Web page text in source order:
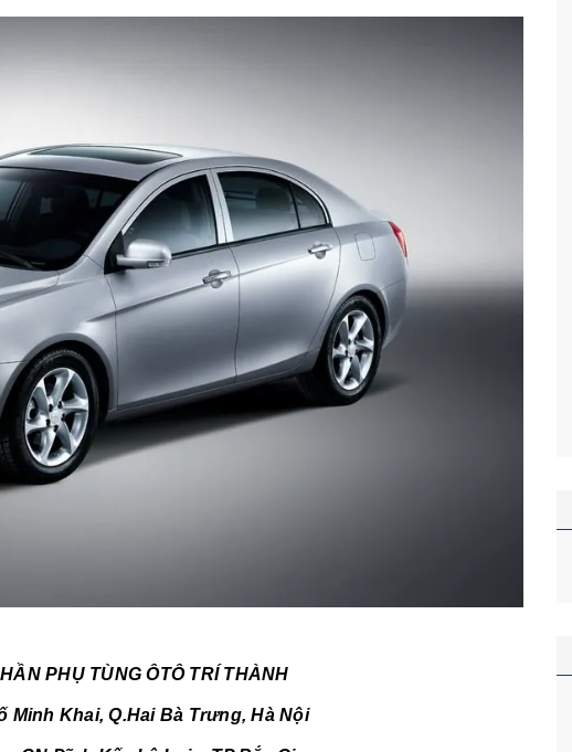
ÔTÔ TRÍ THÀNH
Minh Khai, Q.Hai Bà Trưng, Hà Nội
BAIC X7 GIÁ TỐT
NHẤT CHÂN MÁY